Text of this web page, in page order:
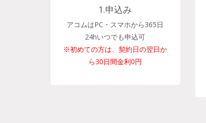
1.申込み
アコムはPC・スマホから365日
24hいつでも申込可
※初めての方は、契約日の翌日か
ら30日間金利0円